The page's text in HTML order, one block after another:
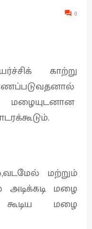
0
காற்று
மழையுடனான
மற்றும்
மழை
மழை